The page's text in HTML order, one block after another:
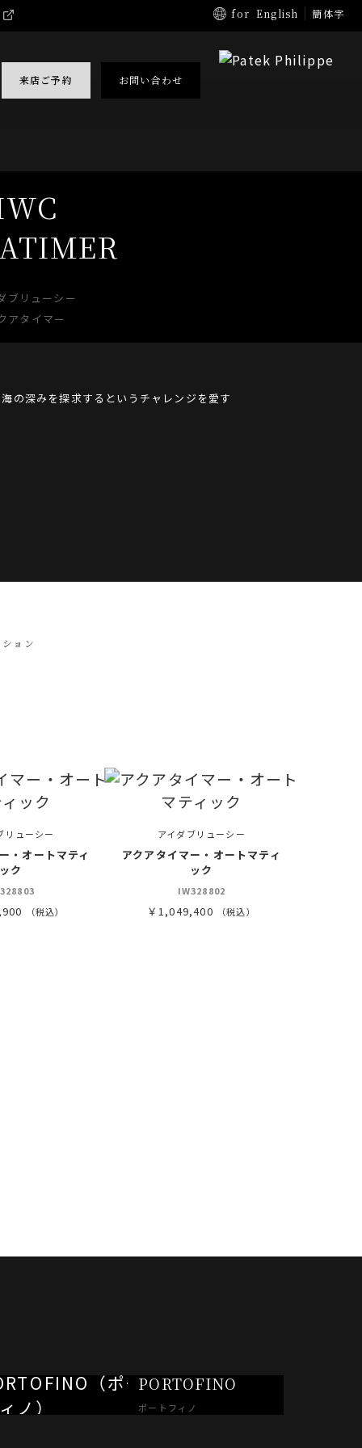
for English 簡体字
来店ご予約 お問い合わせ
ブリューシー
アタイマー
の深みを探求するというチャレンジを愛す
ョン
リューシー
・オートマティ
ク
（税込）
アイダブリューシー
アクアタイマー・オートマティ
ック
IW328802
￥1,049,400 （税込）
PORTOFINO
ポートフィノ